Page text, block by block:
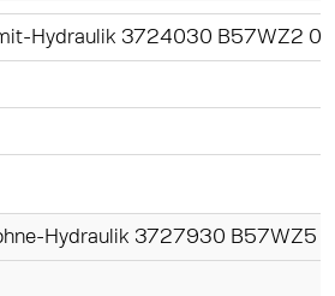
Hydraulik 3724030 B57WZ2
Hydraulik 3727930 B57WZ5